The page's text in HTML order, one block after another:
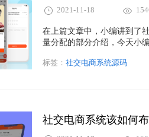
2021-11-18
在上篇文章中，小编讲到了
量分配的部分介绍，今天小
标签： 社交电商系统源码
社交电商系统该如何